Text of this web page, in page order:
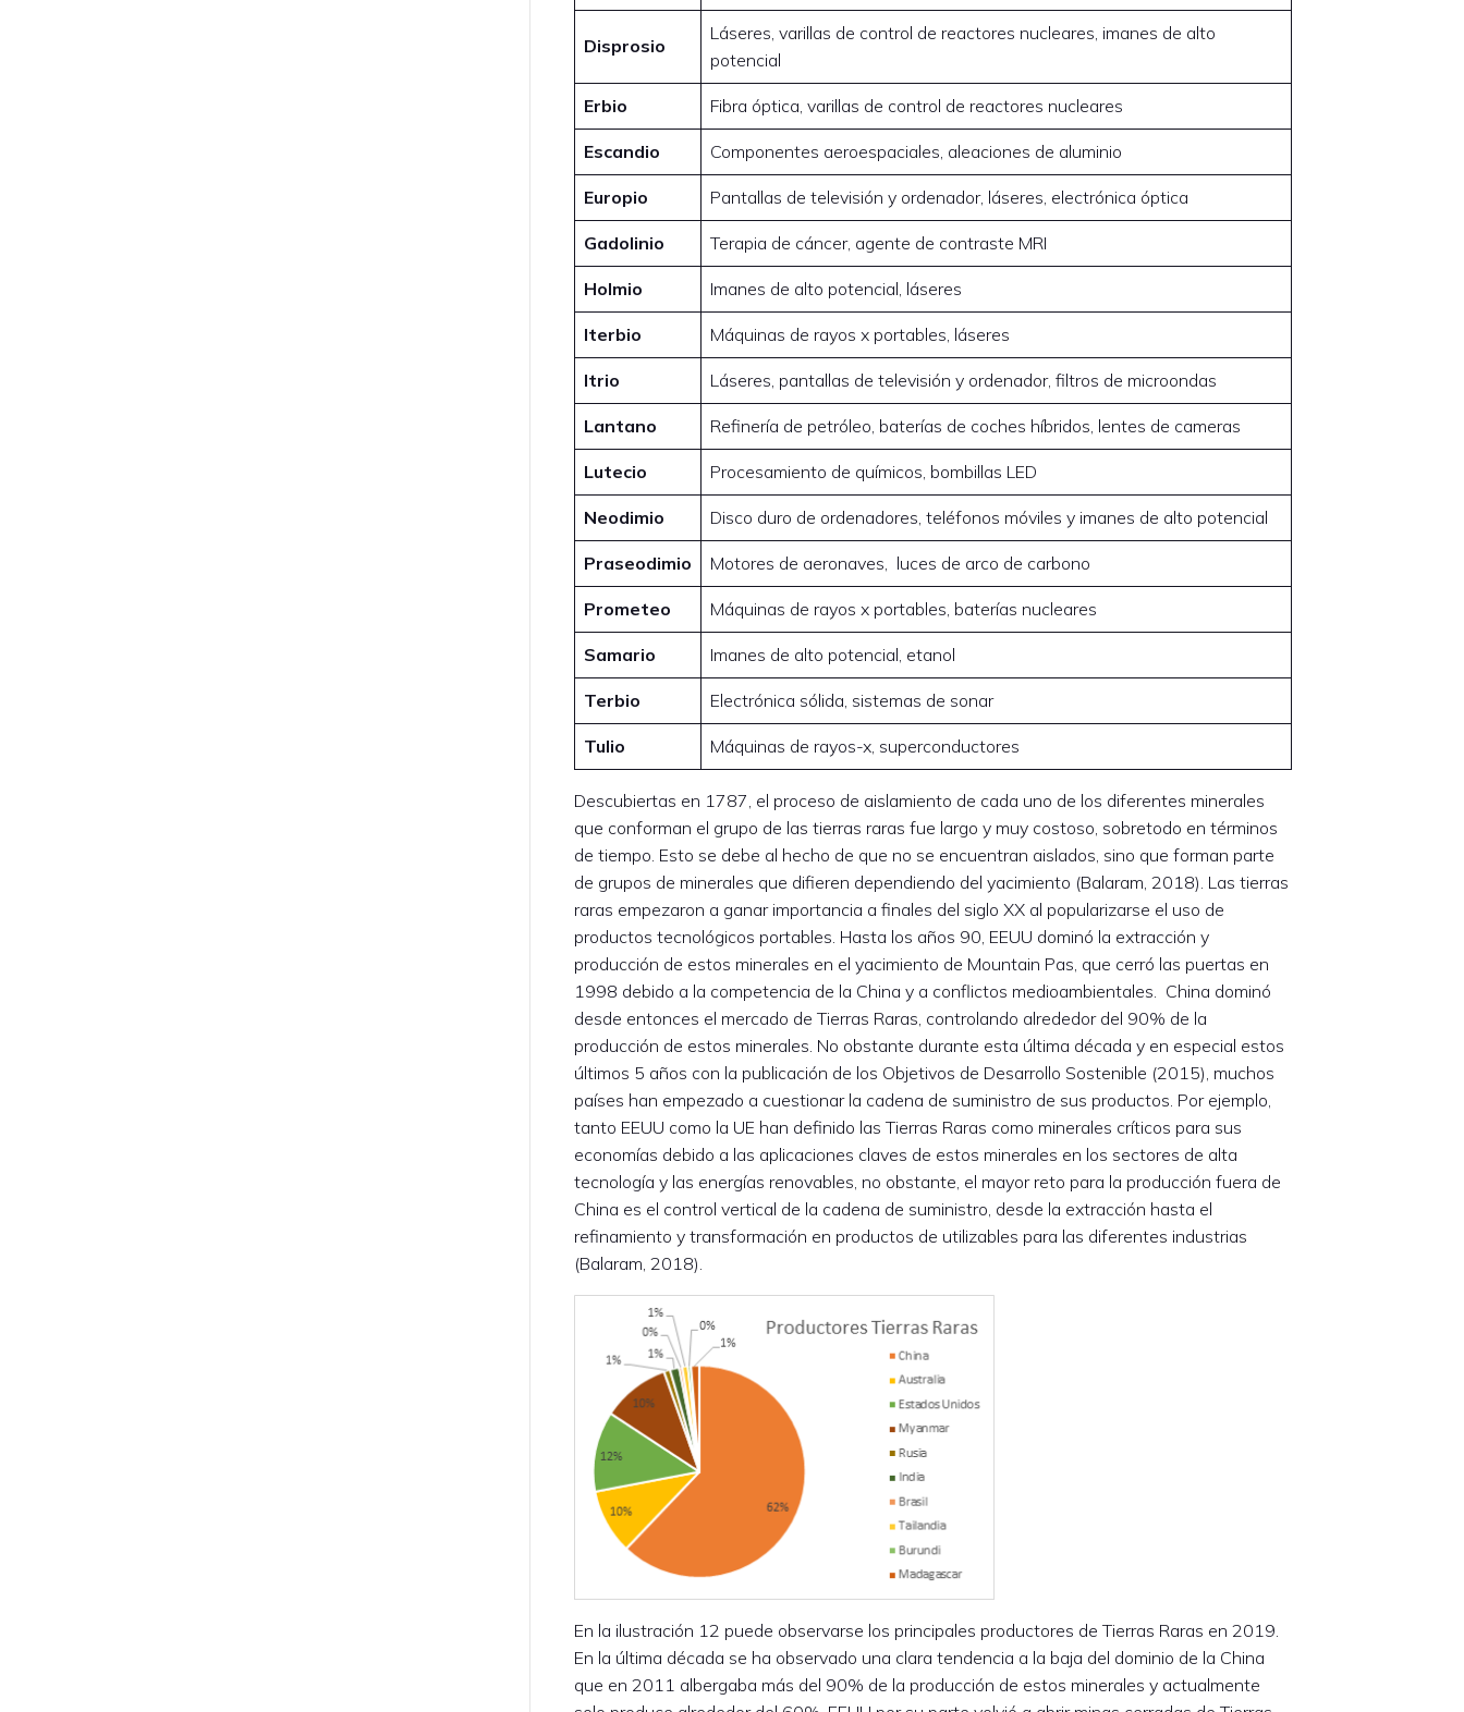
Disprosio
Láseres, varillas de control de reactores nucleares, imanes de alto
potencial
Erbio Fibra óptica, varillas de control de reactores nucleares
Escandio Componentes aeroespaciales, aleaciones de aluminio
Europio Pantallas de televisión y ordenador, láseres, electrónica óptica
Gadolinio Terapia de cáncer, agente de contraste MRI
Holmio Imanes de alto potencial, láseres
Iterbio Máquinas de rayos x portables, láseres
Itrio Láseres, pantallas de televisión y ordenador, filtros de microondas
Lantano Refinería de petróleo, baterías de coches híbridos, lentes de cameras
Lutecio Procesamiento de químicos, bombillas LED
Neodimio Disco duro de ordenadores, teléfonos móviles y imanes de alto potencial
Praseodimio Motores de aeronaves, luces de arco de carbono
Prometeo Máquinas de rayos x portables, baterías nucleares
Samario Imanes de alto potencial, etanol
Terbio Electrónica sólida, sistemas de sonar
Tulio Máquinas de rayos-x, superconductores
Descubiertas en 1787, el proceso de aislamiento de cada uno de los diferentes minerales
que conforman el grupo de las tierras raras fue largo y muy costoso, sobretodo en términos
de tiempo. Esto se debe al hecho de que no se encuentran aislados, sino que forman parte
de grupos de minerales que difieren dependiendo del yacimiento (Balaram, 2018). Las tierras
raras empezaron a ganar importancia a finales del siglo XX al popularizarse el uso de
productos tecnológicos portables. Hasta los años 90, EEUU dominó la extracción y
producción de estos minerales en el yacimiento de Mountain Pas, que cerró las puertas en
1998 debido a la competencia de la China y a conflictos medioambientales. China dominó
desde entonces el mercado de Tierras Raras, controlando alrededor del 90% de la
producción de estos minerales. No obstante durante esta última década y en especial estos
últimos 5 años con la publicación de los Objetivos de Desarrollo Sostenible (2015), muchos
países han empezado a cuestionar la cadena de suministro de sus productos. Por ejemplo,
tanto EEUU como la UE han definido las Tierras Raras como minerales críticos para sus
economías debido a las aplicaciones claves de estos minerales en los sectores de alta
tecnología y las energías renovables, no obstante, el mayor reto para la producción fuera de
China es el control vertical de la cadena de suministro, desde la extracción hasta el
refinamiento y transformación en productos de utilizables para las diferentes industrias
(Balaram, 2018).
En la ilustración 12 puede observarse los principales productores de Tierras Raras en 2019.
En la última década se ha observado una clara tendencia a la baja del dominio de la China
que en 2011 albergaba más del 90% de la producción de estos minerales y actualmente